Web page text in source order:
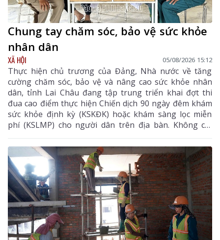
Chung tay chăm sóc, bảo vệ sức khỏe
nhân dân
XÃ HỘI 05/08/2026 15:12
Thực hiện chủ trương của Đảng, Nhà nước về tăng
cường chăm sóc, bảo vệ và nâng cao sức khỏe nhân
dân, tỉnh Lai Châu đang tập trung triển khai đợt thi
đua cao điểm thực hiện Chiến dịch 90 ngày đêm khám
sức khỏe định kỳ (KSKĐK) hoặc khám sàng lọc miễn
phí (KSLMP) cho người dân trên địa bàn. Không chỉ
góp phần phát hiện sớm bệnh tật, nâng cao chất
lượng chăm sóc sức khỏe (CSSK) ban đầu, chương
trình còn lan tỏa tinh thần trách nhiệm, y đức và sự
tận tâm của đội ngũ cán bộ y tế, hướng tới mục tiêu
mọi người dân đều được tiếp cận dịch vụ y tế công
bằng, chất lượng và nhân văn.